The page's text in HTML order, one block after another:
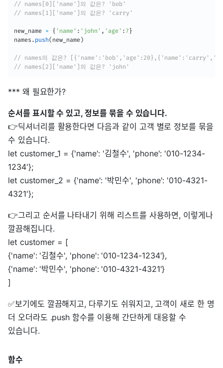
// names[0]['name']의 값은? 'bob'
// names[1]['name']의 값은? 'carry'
new_name = { 'name' : 'john' , 'age' : 7 }
names . push( new_name )
// names의 값은?
// names[2]['name']의 값은? 'john'
*** 왜 필요한가?
순서를 표시할 수 있고, 정보를 묶을 수 있습니다.
👉딕셔너리를 활용한다면 다음과 같이 고객 별로 정보를 묶을
수 있습니다.
let customer_1 = {'name': '김철수', 'phone': '010-1234-
1234'};
let customer_2 = {'name': '박민수', 'phone': '010-4321-
4321'};
👉그리고 순서를 나타내기 위해 리스트를 사용하면, 이렇게나
깔끔해집니다.
let customer = [
{'name': '김철수', 'phone': '010-1234-1234'},
{'name': '박민수', 'phone': '010-4321-4321'}
]
✅보기에도 깔끔해지고, 다루기도 쉬워지고, 고객이 새로 한 명
더 오더라도 .push 함수를 이용해 간단하게 대응할 수
있습니다.
함수